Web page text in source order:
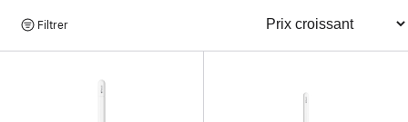
Parcourir
les
Filtrer